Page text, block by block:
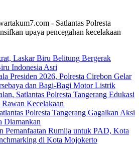
- Satlantas Polresta
upaya pencegahan kecelakaan
Laskar Biru Belitung Bergerak
Indonesia Asri
Presiden 2026, Polresta Cirebon Gelar
dan Bagi-Bagi Motor Listrik
Satlantas Polresta Tangerang Edukasi
Kecelakaan
Polresta Tangerang Gagalkan Aksi
Diamankan
Pemanfaatan Rumija untuk PAD, Kota
di Kota Mojokerto